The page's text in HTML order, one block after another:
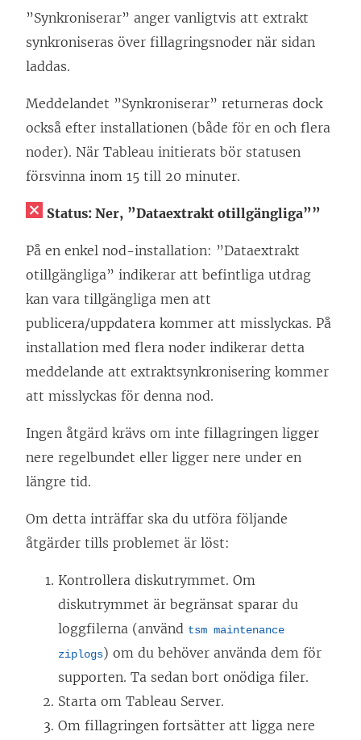
”Synkroniserar” anger vanligtvis att extrakt
synkroniseras över fillagringsnoder när sidan
laddas.
Meddelandet ”Synkroniserar” returneras dock
också efter installationen (både för en och flera
noder). När Tableau initierats bör statusen
försvinna inom 15 till 20 minuter.
Status: Ner, ”Dataextrakt otillgängliga””
På en enkel nod-installation: ”Dataextrakt
otillgängliga” indikerar att befintliga utdrag
kan vara tillgängliga men att
publicera/uppdatera kommer att misslyckas. På
installation med flera noder indikerar detta
meddelande att extraktsynkronisering kommer
att misslyckas för denna nod.
Ingen åtgärd krävs om inte fillagringen ligger
nere regelbundet eller ligger nere under en
längre tid.
Om detta inträffar ska du utföra följande
åtgärder tills problemet är löst:
Kontrollera diskutrymmet. Om
diskutrymmet är begränsat sparar du
loggfilerna (använd tsm maintenance
ziplogs) om du behöver använda dem för
supporten. Ta sedan bort onödiga filer.
Starta om Tableau Server.
Om fillagringen fortsätter att ligga nere